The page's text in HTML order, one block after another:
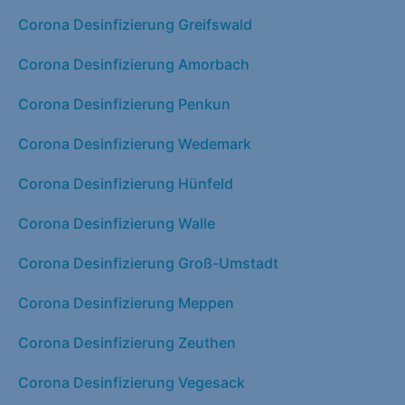
Corona Desinfizierung Greifswald
Corona Desinfizierung Amorbach
Corona Desinfizierung Penkun
Corona Desinfizierung Wedemark
Corona Desinfizierung Hünfeld
Corona Desinfizierung Walle
Corona Desinfizierung Groß-Umstadt
Corona Desinfizierung Meppen
Corona Desinfizierung Zeuthen
Corona Desinfizierung Vegesack